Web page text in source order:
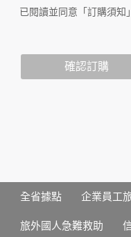
人員。例如您透過本公司
放連結的廠商也可能蒐
人資訊，這些廣告廠商
您個人在本網站上的聊
於一般瀏覽時，伺服器
設備的 IP 位址、使用時
用，決不對外公布。
已閱讀並同意「訂購須知
確認訂購
全省據點 企業員工
旅外國人急難救助